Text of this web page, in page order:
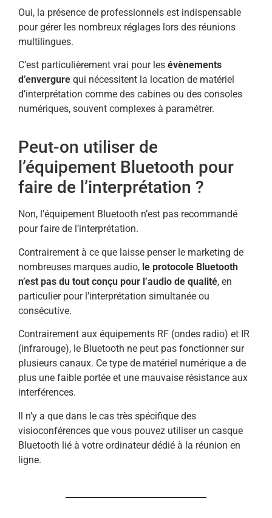
Oui, la présence de professionnels est indispensable
pour gérer les nombreux réglages lors des réunions
multilingues.
C’est particulièrement vrai pour les évènements
d’envergure qui nécessitent la location de matériel
d’interprétation comme des cabines ou des consoles
numériques, souvent complexes à paramétrer.
Peut-on utiliser de
l’équipement Bluetooth pour
faire de l’interprétation ?
Non, l’équipement Bluetooth n’est pas recommandé
pour faire de l’interprétation.
Contrairement à ce que laisse penser le marketing de
nombreuses marques audio, le protocole Bluetooth
n’est pas du tout conçu pour l’audio de qualité, en
particulier pour l’interprétation simultanée ou
consécutive.
Contrairement aux équipements RF (ondes radio) et IR
(infrarouge), le Bluetooth ne peut pas fonctionner sur
plusieurs canaux. Ce type de matériel numérique a de
plus une faible portée et une mauvaise résistance aux
interférences.
Il n’y a que dans le cas très spécifique des
visioconférences que vous pouvez utiliser un casque
Bluetooth lié à votre ordinateur dédié à la réunion en
ligne.